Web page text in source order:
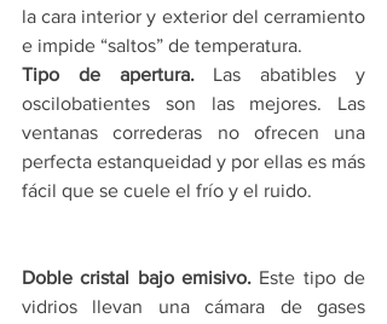
la cara interior y exterior del cerramiento
e impide “saltos” de temperatura.
Tipo de apertura. Las abatibles y
oscilobatientes son las mejores. Las
ventanas correderas no ofrecen una
perfecta estanqueidad y por ellas es más
fácil que se cuele el frío y el ruido.
Doble cristal bajo emisivo. Este tipo de
vidrios llevan una cámara de gases